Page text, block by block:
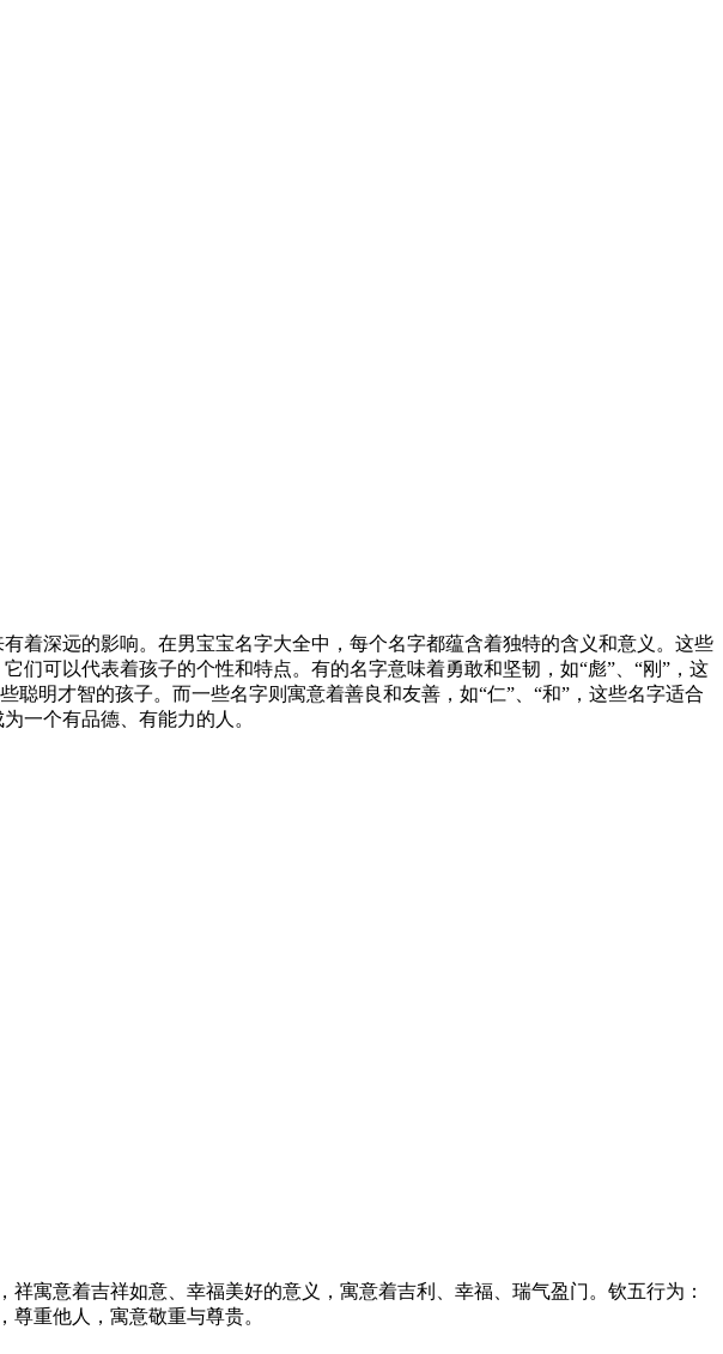
着深远的影响。在男宝宝名字大全中，每个名字都蕴含着独特的含义和意义。这些
可以代表着孩子的个性和特点。有的名字意味着勇敢和坚韧，如“彪”、“刚”，这
明才智的孩子。而一些名字则寓意着善良和友善，如“仁”、“和”，这些名字适合
一个有品德、有能力的人。
寓意着吉祥如意、幸福美好的意义，寓意着吉利、幸福、瑞气盈门。钦五行为：
重他人，寓意敬重与尊贵。